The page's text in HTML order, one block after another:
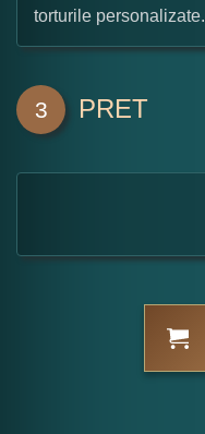
torturile personalizate.
3 PRET